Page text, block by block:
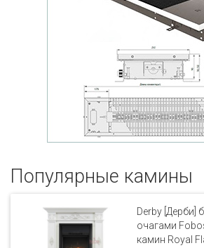
Популярные кaмины
Derby [Дерби]
очагами
камин Royal